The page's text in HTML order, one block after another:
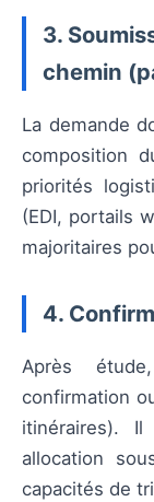
3.
chemin
La demande
composition
priorités
(EDI, portails
majoritaires
4.
Après
confirmation
itinéraires).
allocation
capacités de